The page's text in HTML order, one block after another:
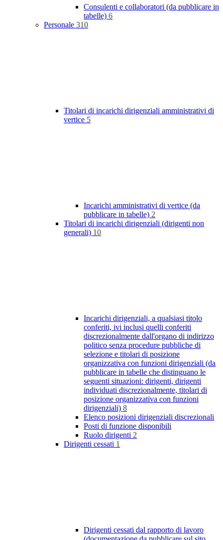
Consulenti e collaboratori (da pubblicare in
tabelle) 6
Personale 310
Titolari di incarichi dirigenziali amministrativi di
vertice 5
Incarichi amministrativi di vertice (da
pubblicare in tabelle) 2
Titolari di incarichi dirigenziali (dirigenti non
generali) 10
Incarichi dirigenziali, a qualsiasi titolo
conferiti, ivi inclusi quelli conferiti
discrezionalmente dall'organo di indirizzo
politico senza procedure pubbliche di
selezione e titolari di posizione
organizzativa con funzioni dirigenziali (da
pubblicare in tabelle che distinguano le
seguenti situazioni: dirigenti, dirigenti
individuati discrezionalmente, titolari di
posizione organizzativa con funzioni
dirigenziali) 8
Elenco posizioni dirigenziali discrezionali
Posti di funzione disponibili
Ruolo dirigenti 2
Dirigenti cessati 1
Dirigenti cessati dal rapporto di lavoro